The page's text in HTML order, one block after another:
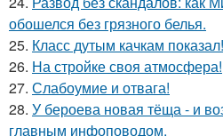
обошелся без грязного белья.
25. Класс дутым качкам показал!
26. На стройке своя атмосфера!
27. Слабоумие и отвага!
28. У бероева новая тёща - и
главным инфоповодом.